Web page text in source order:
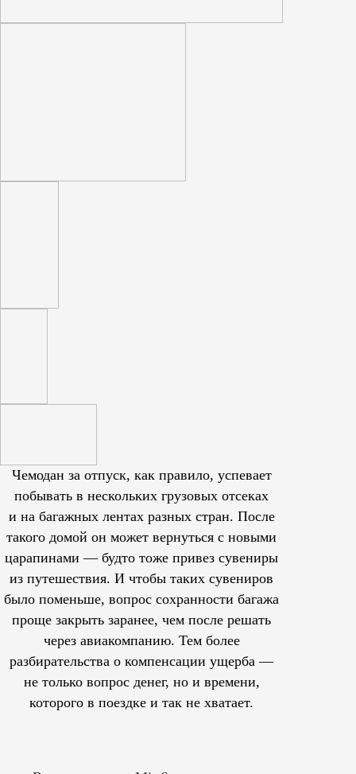
Чемодан за отпуск, как правило, успевает
побывать в нескольких грузовых отсеках
и на багажных лентах разных стран. После
такого домой он может вернуться с новыми
царапинами — будто тоже привез сувениры
из путешествия. И чтобы таких сувениров
было поменьше, вопрос сохранности багажа
проще закрыть заранее, чем после решать
через авиакомпанию. Тем более
разбирательства о компенсации ущерба —
не только вопрос денег, но и времени,
которого в поездке и так не хватает.